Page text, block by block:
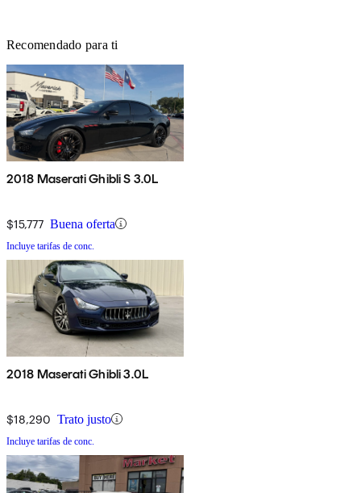
Recomendado para ti
2018 Maserati Ghibli S 3.0L
$15,777 Buena oferta
Incluye tarifas de conc.
2018 Maserati Ghibli 3.0L
$18,290 Trato justo
Incluye tarifas de conc.